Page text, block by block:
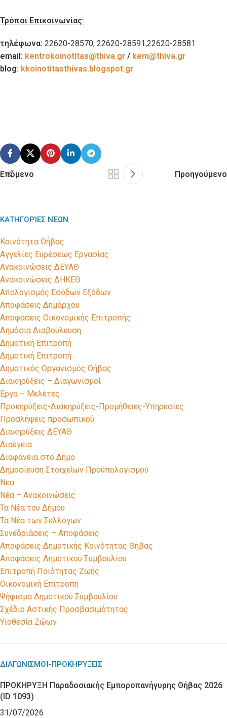
Τρόποι Επικοινωνίας:
τηλέφωνα: 22620-28570, 22620-28591,22620-28581
email: kentrokoinotitas@thiva.gr / kem@thiva.gr
blog: kkoinotitasthivas.blogspot.gr
Επόμενο Προηγούμενο
ΚΑΤΗΓΟΡΊΕΣ ΝΈΩΝ
Kοινότητα Θήβας
Αγγελίες Ευρέσεως Εργασίας
Ανακοινώσεις ΔΕΥΑΘ
Ανακοινώσεις ΔΗΚΕΘ
Απολογισμός Εσόδων Εξόδων
Αποφάσεις Δημάρχου
Αποφάσεις Οικονομικής Επιτροπής
Δημόσια Διαβούλευση
Δημοτική Επιτροπή
Δημοτική Επιτροπή
Δημοτικός Οργανισμός Θήβας
Διακηρύξεις – Διαγωνισμοί
Έργα – Μελέτες
Προκηρύξεις-Διακηρύξεις-Προμήθειες-Υπηρεσίες
Προσλήψεις προσωπικού
Διακηρύξεις ΔΕΥΑΘ
Διαύγεια
Διαφάνεια στο Δήμο
Δημοσίευση Στοιχείων Προϋπολογισμού
Νεα
Νέα – Ανακοινώσεις
Τα Νέα του Δήμου
Τα Νέα των Συλλόγων
Συνεδριάσεις – Αποφάσεις
Αποφάσεις Δημοτικής Κοινότητας Θήβας
Αποφάσεις Δημοτικού Συμβουλίου
Επιτροπή Ποιότητας Ζωής
Οικονομική Επιτροπη
Ψήφισμα Δημοτικού Συμβουλίου
Σχέδιο Αστικής Προσβασιμότητας
Υιοθεσία Ζώων
ΔΙΑΓΩΝΙΣΜΟΊ-ΠΡΟΚΗΡΎΞΕΙΣ
ΠΡΟΚΗΡΥΞΗ Παραδοσιακής Εμποροπανήγυρης Θήβας 2026
(ID 1093)
31/07/2026